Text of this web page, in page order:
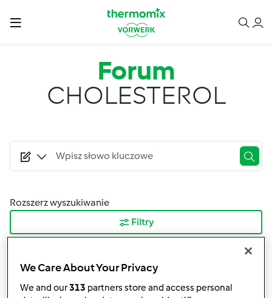
Forum
CHOLESTEROL
Rozszerz wyszukiwanie
Filtry
Najnowsze wyniki
We Care About Your Privacy
We and our313 partners store and access personal